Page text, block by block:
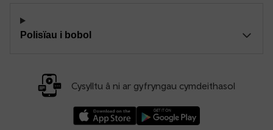
Polisïau i bobol
Cysylltu â ni ar gyfryngau cymdeithasol